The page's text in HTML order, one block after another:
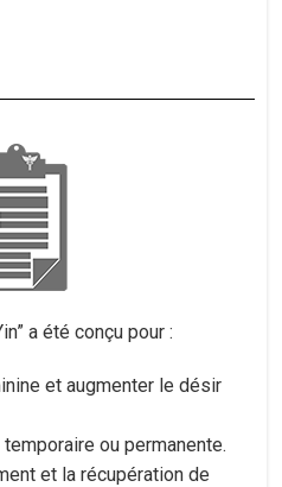
a été conçu pour :
et augmenter le désir
ou permanente.
et la récupération de